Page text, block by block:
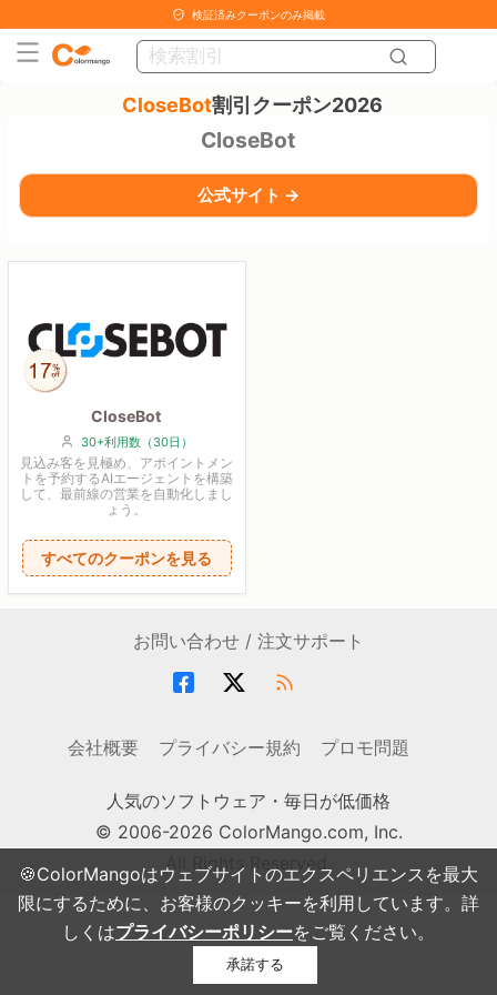
🍪ColorMangoはウェブサイトのエクスペリエンスを最大
限にするために、お客様のクッキーを利用しています。詳
しくはプライバシーポリシーをご覧ください。
承諾する
検証済みクーポンのみ掲載
CloseBot割引クーポン2026
CloseBot
公式サイト →
CloseBot
30+利用数（30日）
見込み客を見極め、アポイントメン
トを予約するAIエージェントを構築
して、最前線の営業を自動化しまし
ょう。
すべてのクーポンを見る
お問い合わせ / 注文サポート
会社概要 プライバシー規約 プロモ問題
人気のソフトウェア・毎日が低価格
© 2006-2026 ColorMango.com, Inc.
All Rights Reserved.